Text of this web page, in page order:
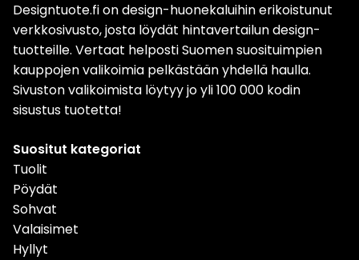
Designtuote.fi on design-huonekaluihin erikoistunut
verkkosivusto, josta löydät hintavertailun design-
tuotteille. Vertaat helposti Suomen suosituimpien
kauppojen valikoimia pelkästään yhdellä haulla.
Sivuston valikoimista löytyy jo yli 100 000 kodin
sisustus tuotetta!
Suositut kategoriat
Tuolit
Pöydät
Sohvat
Valaisimet
Hyllyt